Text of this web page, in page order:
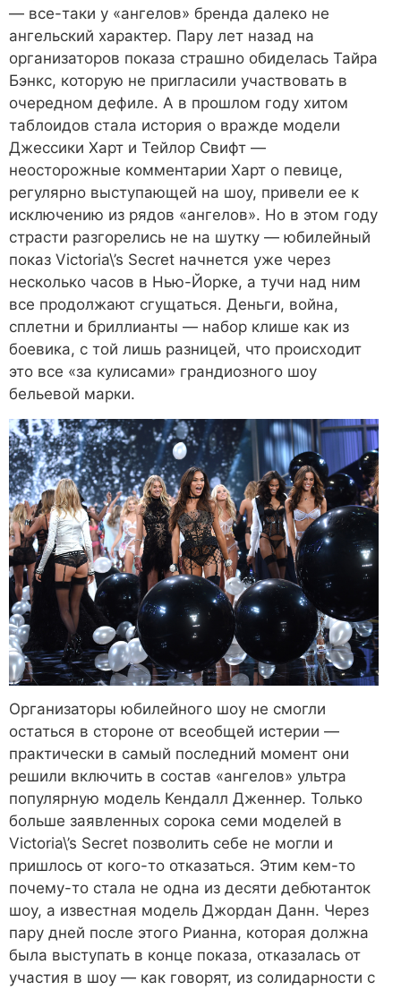
― все-таки у «ангелов» бренда далеко не
ангельский характер. Пару лет назад на
организаторов показа страшно обиделась Тайра
Бэнкс, которую не пригласили участвовать в
очередном дефиле. А в прошлом году хитом
таблоидов стала история о вражде модели
Джессики Харт и Тейлор Свифт ―
неосторожные комментарии Харт о певице,
регулярно выступающей на шоу, привели ее к
исключению из рядов «ангелов». Но в этом году
страсти разгорелись не на шутку ― юбилейный
показ Victoria\’s Secret начнется уже через
несколько часов в Нью-Йорке, а тучи над ним
все продолжают сгущаться. Деньги, война,
сплетни и бриллианты ― набор клише как из
боевика, с той лишь разницей, что происходит
это все «за кулисами» грандиозного шоу
бельевой марки.
Организаторы юбилейного шоу не смогли
остаться в стороне от всеобщей истерии ―
практически в самый последний момент они
решили включить в состав «ангелов» ультра
популярную модель Кендалл Дженнер. Только
больше заявленных сорока семи моделей в
Victoria\’s Secret позволить себе не могли и
пришлось от кого-то отказаться. Этим кем-то
почему-то стала не одна из десяти дебютанток
шоу, а известная модель Джордан Данн. Через
пару дней после этого Рианна, которая должна
была выступать в конце показа, отказалась от
участия в шоу ― как говорят, из солидарности с